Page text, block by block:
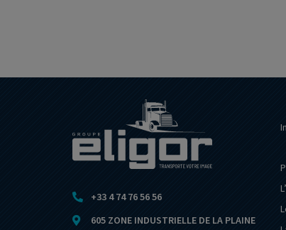
+33 4 74 76 56 56
605 ZONE INDUSTRIELLE DE LA PLAINE